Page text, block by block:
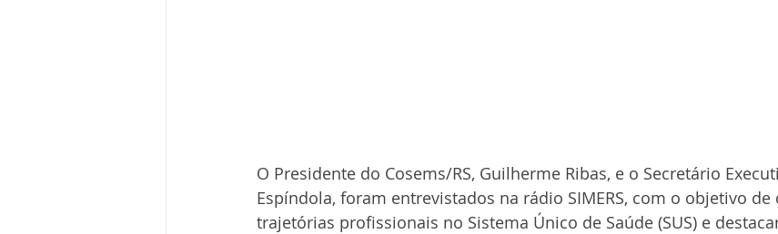
O Presidente do Cosems/RS, Guilherme Ribas, e o Secretário
Espíndola, foram entrevistados na rádio SIMERS, com o objetivo
trajetórias profissionais no Sistema Único de Saúde (SUS) e